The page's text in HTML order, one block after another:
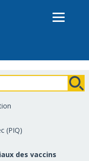
(PIQ)
des vaccins